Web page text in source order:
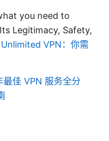
you need to
Legitimacy, Safety,
VPN：你需
佳 VPN 服务全分